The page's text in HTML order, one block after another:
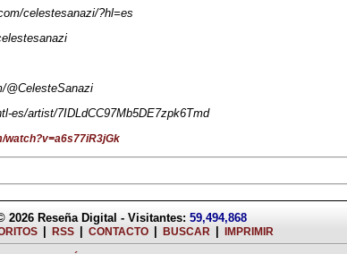
celestesanazi/?hl=es
@CelesteSanazi
es/artist/7IDLdCC97Mb5DE7zpk6Tmd
watch?v=a6s77iR3jGk
2026 Reseña Digital - Visitantes: 59,494,868
| RSS | CONTACTO | BUSCAR | IMPRIMIR